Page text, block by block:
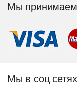
Мы принимаем
Мы в соц.сетях